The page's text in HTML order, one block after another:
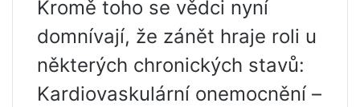
Kromě toho se vědci nyní
domnívají, že zánět hraje roli u
některých chronických stavů:
Kardiovaskulární onemocnění –